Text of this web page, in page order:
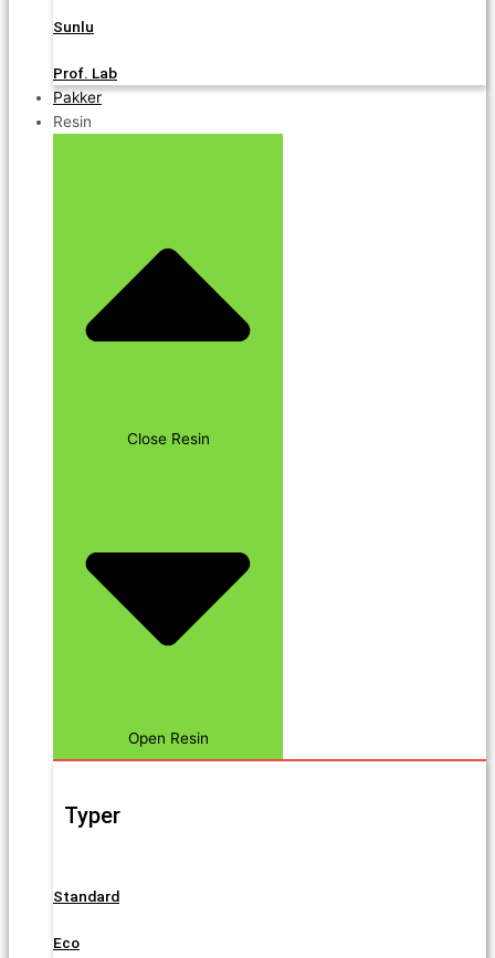
Sunlu
Prof. Lab
Pakker
Resin
Close Resin
Open Resin
Typer
Standard
Eco